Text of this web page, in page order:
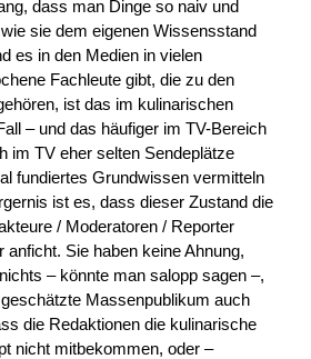
dass man Dinge so naiv und
sie dem eigenen Wissensstand
es in den Medien in vielen
Fachleute gibt, die zu den
ist das im kulinarischen
– und das häufiger im TV-Bereich
im TV eher selten Sendeplätze
fundiertes Grundwissen vermitteln
ist es, dass dieser Zustand die
/ Moderatoren / Reporter
anficht. Sie haben keine Ahnung,
– könnte man salopp sagen –,
Massenpublikum auch
die Redaktionen die kulinarische
nicht mitbekommen, oder –